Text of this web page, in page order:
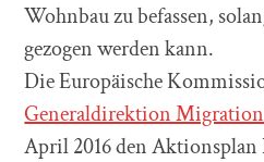
Wohnbau zu befassen,
gezogen werden kann.
Die Europäische
Generaldirektion
April 2016 den